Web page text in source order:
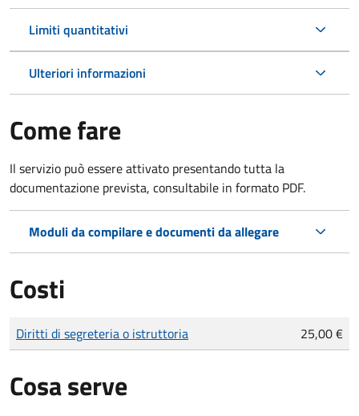
Limiti quantitativi
Ulteriori informazioni
Come fare
Il servizio può essere attivato presentando tutta la
documentazione prevista, consultabile in formato PDF.
Moduli da compilare e documenti da allegare
Costi
Tipo di pagamento
Importo
Diritti di segreteria o istruttoria 25,00 €
Cosa serve